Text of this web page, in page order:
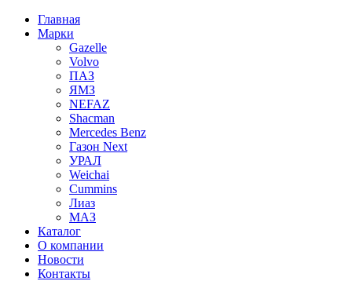
Главная
Марки
Gazelle
Volvo
ПАЗ
ЯМЗ
NEFAZ
Shacman
Mercedes Benz
Газон Next
УРАЛ
Weichai
Cummins
Лиаз
МАЗ
Каталог
О компании
Новости
Контакты